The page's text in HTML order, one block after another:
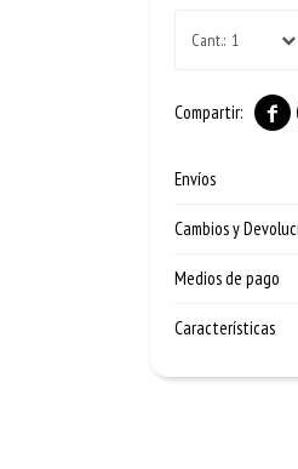
1

Envíos
Cambios y
Medios de pago
Características